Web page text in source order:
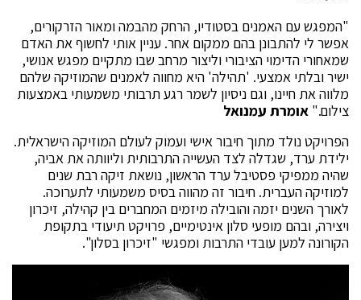
"המפגש עם האמנים בסטודיו, הרחק מהבמה ומאור הזרקורים,
אפשר לי להתבונן בהם ממקום אחר. עניין אותי לחשוף את האדם
שמאחורי הדימוי הציבורי וליצור מרחב שבו מתקיים מפגש אנושי,
ישיר ובלתי אמצעי. 'תהילה' היא מחווה לאמנים שהמוזיקה שלהם
מלווה את חיינו, וגם ניסיון לשמר רגע תרבותי משמעותי באמצעות
צילום." אומרת עמנואל
הפרויקט נולד מתוך חיבור אישי ועמוק לעולם המוזיקה הישראלית.
ילידת ערד, שגדלה לצד העשייה התרבותית וליוותה את אביה,
שהיה ממפיקי פסטיבל ערד הראשון, נושאת זיקה רבת שנים
למוזיקה העברית. חיבור זה מהווה בסיס משמעותי לתערוכה.
לאורך השנים יזמה והובילה מיזמים המחברים בין קהילה, זיכרון
ויצירה, ובהם מופעי סלון אינטימיים, פרויקט תיעודי בתקופת
הקורונה למען עובדי התרבות ומפגשי "זיכרון בסלון".